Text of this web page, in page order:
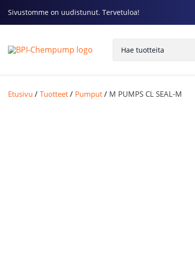
Sivustomme on uudistunut. Tervetuloa!
Etusivu / Tuotteet / Pumput / M PUMPS CL SEAL-M